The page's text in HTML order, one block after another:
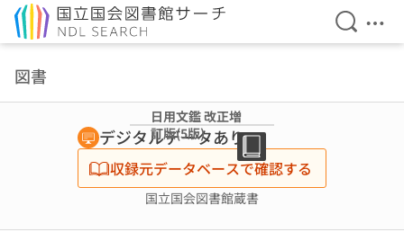
検索を
メ
図書
日用文鑑 改正増
訂版(5版)
デジタルデータあり
収録元データベースで確認する
国立国会図書館蔵書